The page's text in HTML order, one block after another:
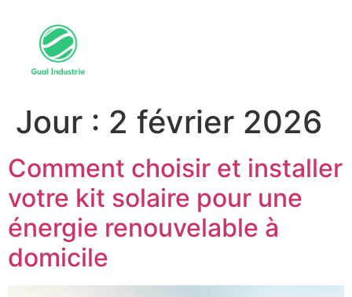
Jour : 2 février 2026
Comment choisir et installer
votre kit solaire pour une
énergie renouvelable à
domicile